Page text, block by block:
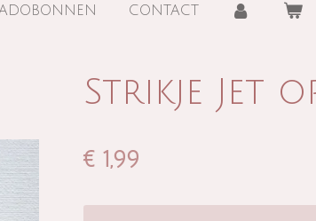
CONTACT
Strikje Jet
€ 1,99